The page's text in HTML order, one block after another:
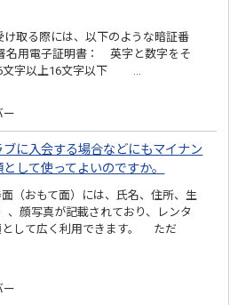
取る際には、以下のような暗証番
名用電子証明書： 英字と数字をそ
6文字以上16文字以下 …
ー
に入会する場合などにもマイナン
して使ってよいのですか。
（おもて面）には、氏名、住所、生
、顔写真が記載されており、レンタ
として広く利用できます。 ただ
ー